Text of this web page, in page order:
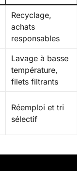
Recyclage,
achats
responsables
Lavage à basse
température,
filets filtrants
Réemploi et tri
sélectif